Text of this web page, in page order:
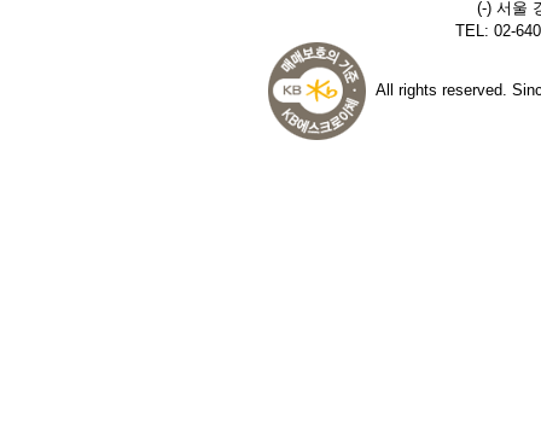
(-) 서울
TEL: 02-
All rights reserved.